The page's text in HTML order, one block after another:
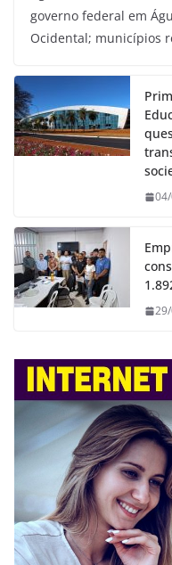
governo federal em
Ocidental; municípios